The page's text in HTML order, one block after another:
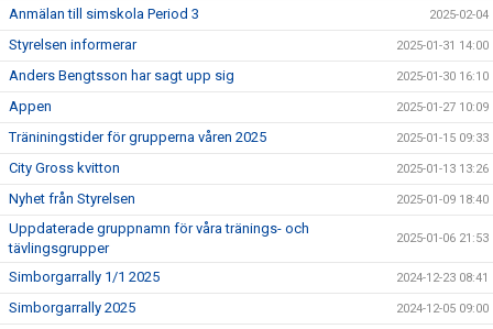
Anmälan till simskola Period 3 2025-02-04
Styrelsen informerar 2025-01-31 14:00
Anders Bengtsson har sagt upp sig 2025-01-30 16:10
Appen 2025-01-27 10:09
Träniningstider för grupperna våren 2025 2025-01-15 09:33
City Gross kvitton 2025-01-13 13:26
Nyhet från Styrelsen 2025-01-09 18:40
Uppdaterade gruppnamn för våra tränings- och
tävlingsgrupper
2025-01-06 21:53
Simborgarrally 1/1 2025 2024-12-23 08:41
Simborgarrally 2025 2024-12-05 09:00